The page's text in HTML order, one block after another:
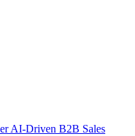
AI-Driven B2B Sales